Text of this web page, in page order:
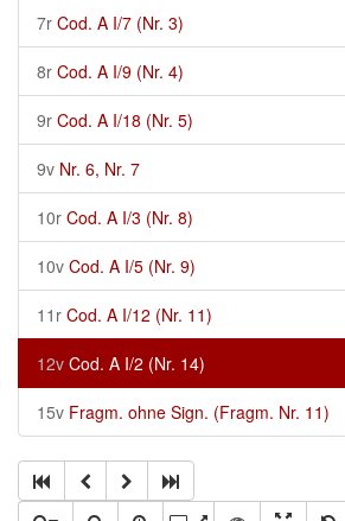
7r Cod. A I/7 (Nr. 3)
8r Cod. A I/9 (Nr. 4)
9r Cod. A I/18 (Nr. 5)
9v Nr. 6, Nr. 7
10r Cod. A I/3 (Nr. 8)
10v Cod. A I/5 (Nr. 9)
11r Cod. A I/12 (Nr. 11)
12v Cod. A I/2 (Nr. 14)
15v Fragm. ohne Sign. (Fragm. Nr. 11)